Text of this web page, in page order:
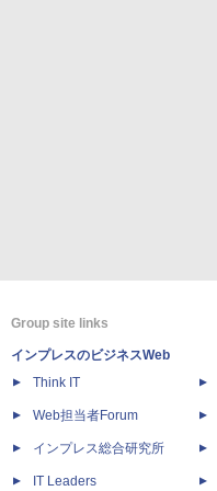
Group site links
インプレスのビジネスWeb
Think IT
Web担当者Forum
インプレス総合研究所
IT Leaders